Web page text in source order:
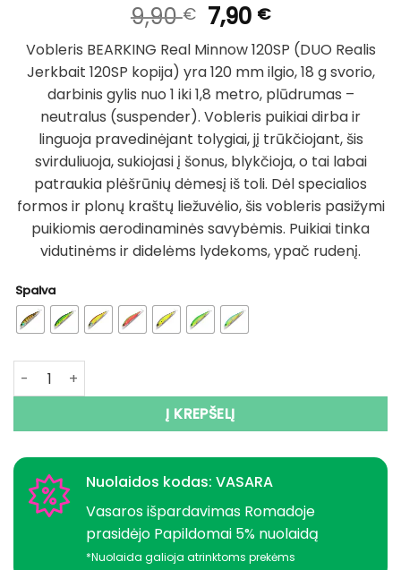
9,90€ Original
price
was:
9,90 €.
7,90 €Current
price
is:
7,90 €.
Vobleris BEARKING Real Minnow 120SP (DUO Realis
Jerkbait 120SP kopija) yra 120 mm ilgio, 18 g svorio,
darbinis gylis nuo 1 iki 1,8 metro, plūdrumas –
neutralus (suspender). Vobleris puikiai dirba ir
linguoja pravedinėjant tolygiai, jį trūkčiojant, šis
svirduliuoja, sukiojasi į šonus, blykčioja, o tai labai
patraukia plėšrūnių dėmesį iš toli. Dėl specialios
formos ir plonų kraštų liežuvėlio, šis vobleris pasižymi
puikiomis aerodinaminės savybėmis. Puikiai tinka
vidutinėms ir didelėms lydekoms, ypač rudenį.
Spalva
produkto kiekis: Super Kaina 7eur Vobleris BEARKING DUO
Į KREPŠELĮ
Nuolaidos kodas: VASARA
Vasaros išpardavimas Romadoje
prasidėjo Papildomai 5% nuolaidą
*Nuolaida galioja atrinktoms prekėms